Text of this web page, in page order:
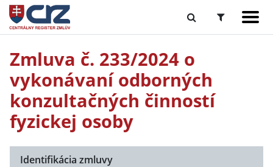
Zmluva č. 233/2024 o
vykonávaní odborných
konzultačných činností
fyzickej osoby
Identifikácia zmluvy